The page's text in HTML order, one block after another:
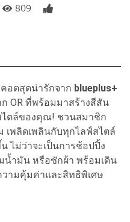
809
อตสุดน่ารักจาก blueplus+
OR ที่พร้อมมาสร้างสีสัน
ตล์ของคุณ! ชวนสมาชิก
เพลิดเพลินกับทุกไลฟ์สไตล์
ไม่ว่าจะเป็นการช้อปปิ้ง
น้ำมัน หรือซักผ้า พร้อมเดิน
ามคุ้มค่าและสิทธิพิเศษ